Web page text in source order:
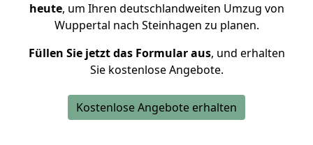
heute, um Ihren deutschlandweiten Umzug von
Wuppertal nach Steinhagen zu planen.
Füllen Sie jetzt das Formular aus, und erhalten
Sie kostenlose Angebote.
Kostenlose Angebote erhalten